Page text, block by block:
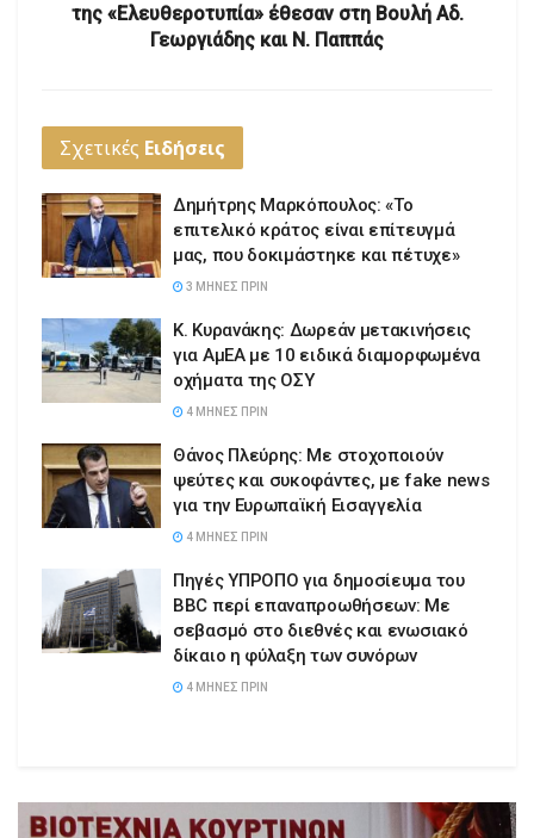
της «Ελευθεροτυπία» έθεσαν στη Βουλή Αδ.
Γεωργιάδης και Ν. Παππάς
Σχετικές Ειδήσεις
Δημήτρης Μαρκόπουλος: «Το
επιτελικό κράτος είναι επίτευγμά
μας, που δοκιμάστηκε και πέτυχε»
3 ΜΉΝΕΣ ΠΡΙΝ
Κ. Κυρανάκης: Δωρεάν μετακινήσεις
για ΑμΕΑ με 10 ειδικά διαμορφωμένα
οχήματα της ΟΣΥ
4 ΜΉΝΕΣ ΠΡΙΝ
Θάνος Πλεύρης: Με στοχοποιούν
ψεύτες και συκοφάντες, με fake news
για την Ευρωπαϊκή Εισαγγελία
4 ΜΉΝΕΣ ΠΡΙΝ
Πηγές ΥΠΡΟΠΟ για δημοσίευμα του
BBC περί επαναπροωθήσεων: Με
σεβασμό στο διεθνές και ενωσιακό
δίκαιο η φύλαξη των συνόρων
4 ΜΉΝΕΣ ΠΡΙΝ